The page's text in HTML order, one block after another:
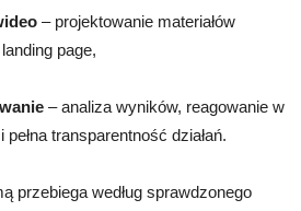
– projektowanie materiałów
page,
– analiza wyników, reagowanie w
transparentność działań.
przebiega według sprawdzonego